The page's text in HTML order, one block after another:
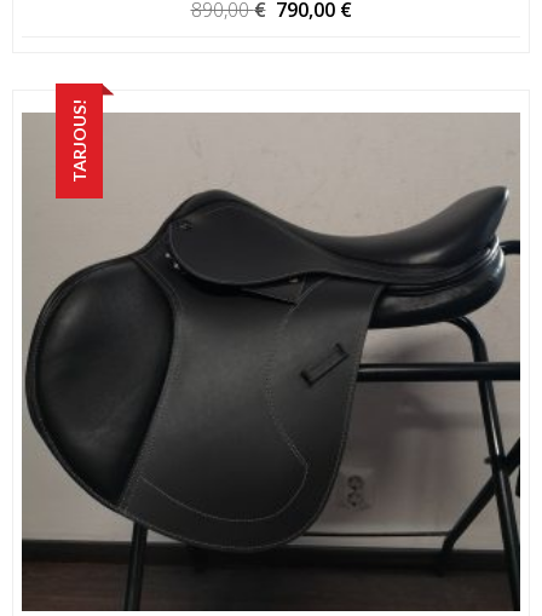
890,00€ Alkuperäinen
790,00 €
TARJOUS!